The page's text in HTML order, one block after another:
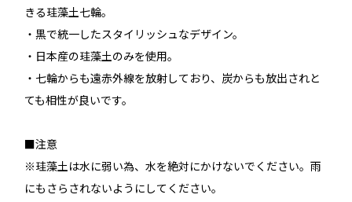
きる珪藻土七輪。
・黒で統一したスタイリッシュなデザイン。
・日本産の珪藻土のみを使用。
・七輪からも遠赤外線を放射しており、炭からも放出されと
ても相性が良いです。
■注意
※珪藻土は水に弱い為、水を絶対にかけないでください。雨
にもさらされないようにしてください。